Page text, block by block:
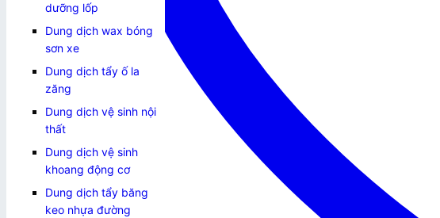
dưỡng lốp
Dung dịch wax bóng
sơn xe
Dung dịch tẩy ố la
zăng
Dung dịch vệ sinh nội
thất
Dung dịch vệ sinh
khoang động cơ
Dung dịch tẩy băng
keo nhựa đường